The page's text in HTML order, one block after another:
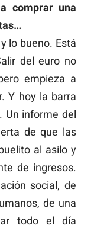
comprar una
lo bueno. Está
del euro no
empieza a
Y hoy la barra
Un informe del
de que las
al asilo y
de ingresos.
social, de
de una
todo el día